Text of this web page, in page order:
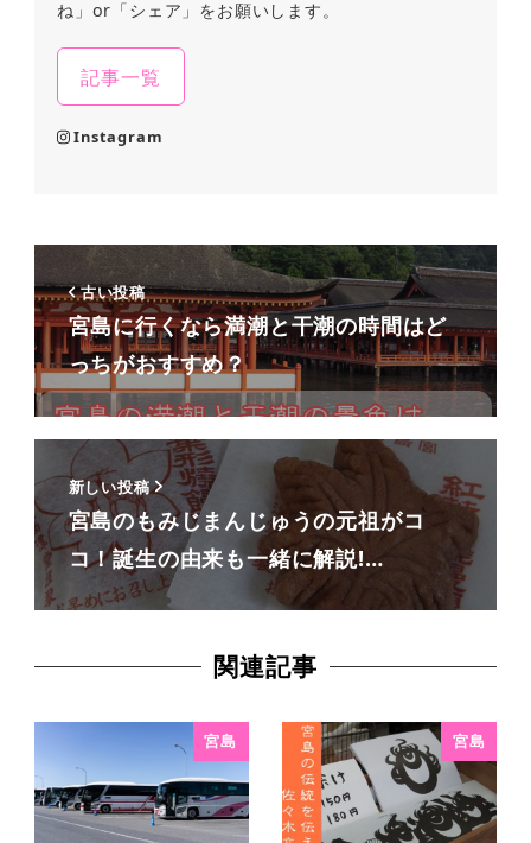
ね」or「シェア」をお願いします。
記事一覧
Instagram
古い投稿
宮島に行くなら満潮と干潮の時間はど
っちがおすすめ？
新しい投稿
宮島のもみじまんじゅうの元祖がコ
コ！誕生の由来も一緒に解説!…
関連記事
宮島 宮島